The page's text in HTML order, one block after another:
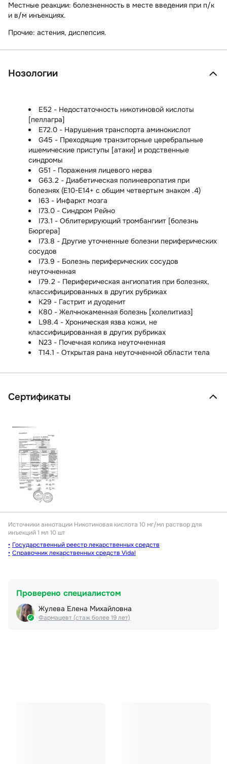
Местные реакции: болезненность в месте введения при п/к
и в/м инъекциях.
Прочие: астения, диспепсия.
Нозологии
E52 - Недостаточность никотиновой кислоты
[пеллагра]
E72.0 - Нарушения транспорта аминокислот
G45 - Преходящие транзиторные церебральные
ишемические приступы [атаки] и родственные
синдромы
G51 - Поражения лицевого нерва
G63.2 - Диабетическая полиневропатия при
болезнях (E10-E14+ с общим четвертым знаком .4)
I63 - Инфаркт мозга
I73.0 - Синдром Рейно
I73.1 - Облитерирующий тромбангиит [болезнь
Бюргера]
I73.8 - Другие уточненные болезни периферических
сосудов
I73.9 - Болезнь периферических сосудов
неуточненная
I79.2 - Периферическая ангиопатия при болезнях,
классифицированных в других рубриках
K29 - Гастрит и дуоденит
K80 - Желчнокаменная болезнь [холелитиаз]
L98.4 - Хроническая язва кожи, не
классифицированная в других рубриках
N23 - Почечная колика неуточненная
T14.1 - Открытая рана неуточненной области тела
Сертификаты
Источники аннотации Никотиновая кислота 10 мг/мл раствор для
инъекций 1 мл 10 шт
Государственный реестр лекарственных средств
Справочник лекарственных средств Vidal
Проверено специалистом
Жулева Елена Михайловна
Фармацевт (стаж более 19 лет)